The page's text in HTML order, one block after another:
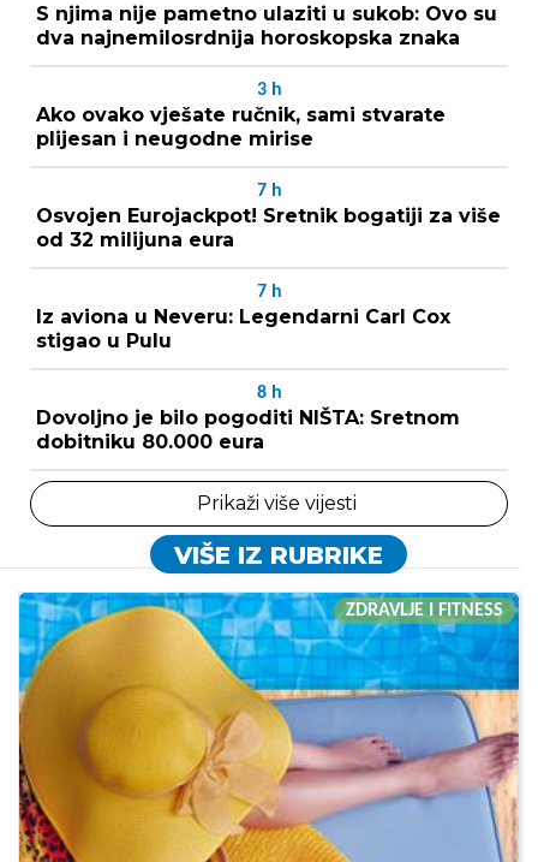
S njima nije pametno ulaziti u sukob: Ovo su
dva najnemilosrdnija horoskopska znaka
3 h
Ako ovako vješate ručnik, sami stvarate
plijesan i neugodne mirise
7 h
Osvojen Eurojackpot! Sretnik bogatiji za više
od 32 milijuna eura
7 h
Iz aviona u Neveru: Legendarni Carl Cox
stigao u Pulu
8 h
Dovoljno je bilo pogoditi NIŠTA: Sretnom
dobitniku 80.000 eura
Prikaži više vijesti
VIŠE IZ RUBRIKE
ZDRAVLJE I FITNESS